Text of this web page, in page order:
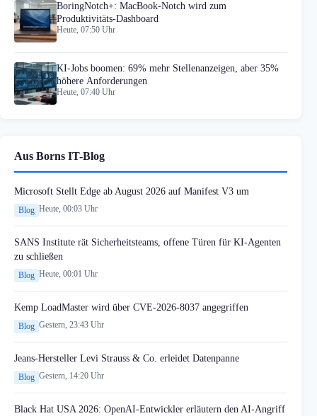
BoringNotch+: MacBook-Notch wird zum
Produktivitäts-Dashboard
Heute, 07:50 Uhr
KI-Jobs boomen: 69% mehr Stellenanzeigen, aber 35%
höhere Anforderungen
Heute, 07:40 Uhr
Aus Borns IT-Blog
Microsoft Stellt Edge ab August 2026 auf Manifest V3 um
Blog Heute, 00:03 Uhr
SANS Institute rät Sicherheitsteams, offene Türen für KI-Agenten
zu schließen
Blog Heute, 00:01 Uhr
Kemp LoadMaster wird über CVE-2026-8037 angegriffen
Blog Gestern, 23:43 Uhr
Jeans-Hersteller Levi Strauss & Co. erleidet Datenpanne
Blog Gestern, 14:20 Uhr
Black Hat USA 2026: OpenAI-Entwickler erläutern den AI-Angriff